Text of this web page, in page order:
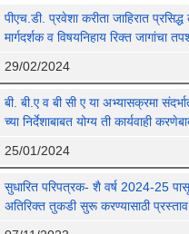
पीएच.डी. प्रवेशा करीता जाहिरात प्रसिद्ध
मार्गदर्शक व विषयनिहाय रिक्त जागांचा
29/02/2024
बी. बी.ए व बी सी ए या अभ्यासक्रमा
च्या निर्देशाबाबत योग्य ती कार्यवाही
25/01/2024
सुधारित परिपत्रक- शै वर्ष 2024-25
अतिरिक्त तुकडी सुरू करण्यासाठी